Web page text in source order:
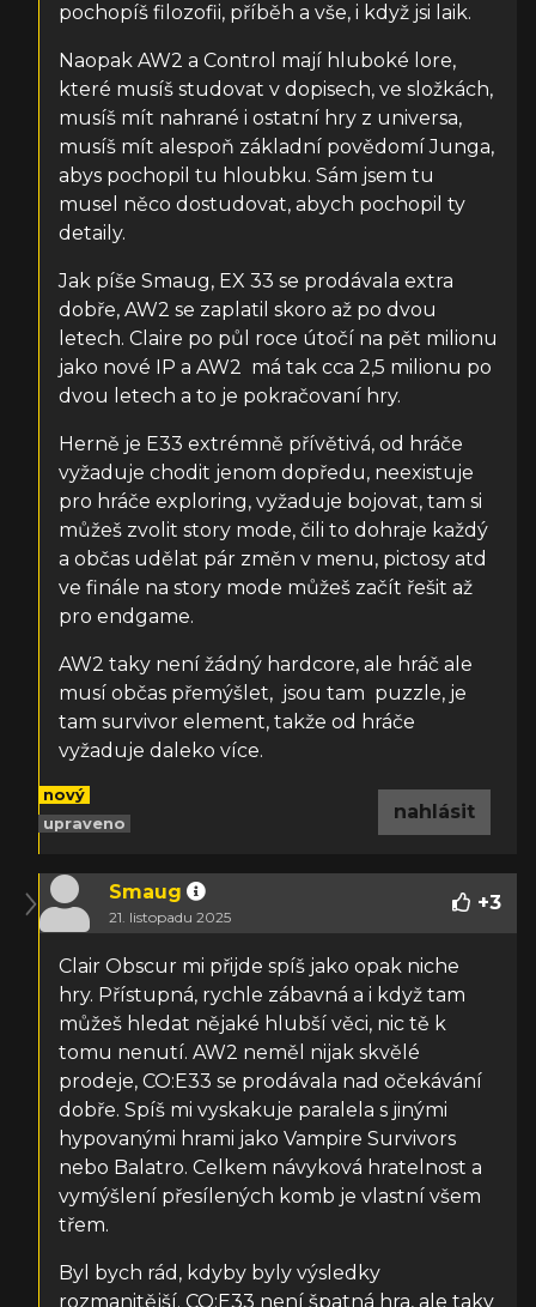
pochopíš filozofii, příběh a vše, i když jsi laik.
Naopak AW2 a Control mají hluboké lore,
které musíš studovat v dopisech, ve složkách,
musíš mít nahrané i ostatní hry z universa,
musíš mít alespoň základní povědomí Junga,
abys pochopil tu hloubku. Sám jsem tu
musel něco dostudovat, abych pochopil ty
detaily.
Jak píše Smaug, EX 33 se prodávala extra
dobře, AW2 se zaplatil skoro až po dvou
letech. Claire po půl roce útočí na pět milionu
jako nové IP a AW2 má tak cca 2,5 milionu po
dvou letech a to je pokračovaní hry.
Herně je E33 extrémně přívětivá, od hráče
vyžaduje chodit jenom dopředu, neexistuje
pro hráče exploring, vyžaduje bojovat, tam si
můžeš zvolit story mode, čili to dohraje každý
a občas udělat pár změn v menu, pictosy atd
ve finále na story mode můžeš začít řešit až
pro endgame.
AW2 taky není žádný hardcore, ale hráč ale
musí občas přemýšlet, jsou tam puzzle, je
tam survivor element, takže od hráče
vyžaduje daleko více.
nový
upraveno
nahlásit
Smaug
21. listopadu 2025
+3
Clair Obscur mi přijde spíš jako opak niche
hry. Přístupná, rychle zábavná a i když tam
můžeš hledat nějaké hlubší věci, nic tě k
tomu nenutí. AW2 neměl nijak skvělé
prodeje, CO:E33 se prodávala nad očekávání
dobře. Spíš mi vyskakuje paralela s jinými
hypovanými hrami jako Vampire Survivors
nebo Balatro. Celkem návyková hratelnost a
vymýšlení přesílených komb je vlastní všem
třem.
Byl bych rád, kdyby byly výsledky
rozmanitější. CO:E33 není špatná hra, ale taky